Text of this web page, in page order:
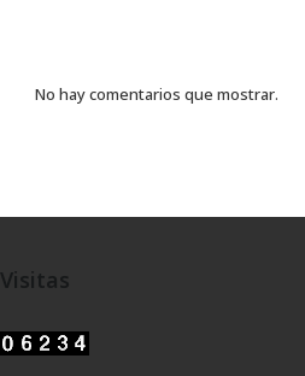
No hay comentarios que mostrar.
Visitas